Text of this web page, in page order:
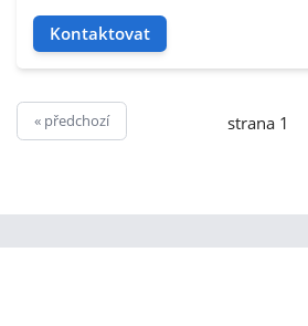
Kontaktovat
« předchozí strana 1